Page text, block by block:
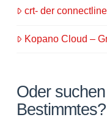
crt- der
Kopano Cloud –
Oder
Bestimmtes?